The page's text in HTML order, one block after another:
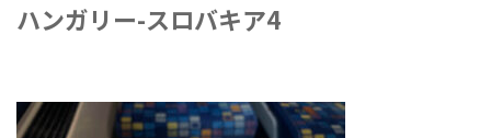
ハンガリー-スロバキア4